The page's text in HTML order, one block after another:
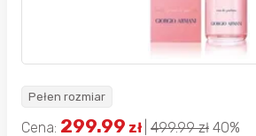
Pełen rozmiar
Cena: 299.99 zł 499.99zł 40%